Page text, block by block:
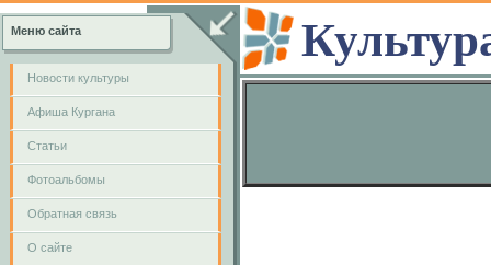
Меню сайта
Новости культуры
Афиша Кургана
Cтатьи
Фотоальбомы
Обратная связь
О сайте